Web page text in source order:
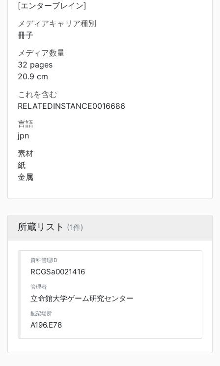
[エンターブレイン]
メディアキャリア種別
冊子
メディア数量
32 pages
20.9 cm
これを含む
RELATEDINSTANCE0016686
言語
jpn
素材
紙
金属
所蔵リスト (1件)
資料管理ID
RCGSa0021416
管理者
立命館大学ゲーム研究センター
配架場所
A196.E78